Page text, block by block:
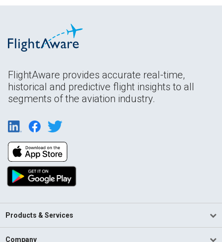
FlightAware provides accurate real-time,
historical and predictive flight insights to all
segments of the aviation industry.
Products & Services
Company